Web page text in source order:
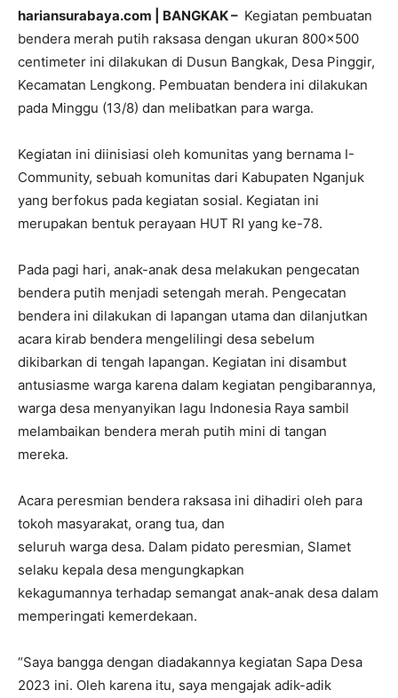
hariansurabaya.com | BANGKAK – Kegiatan pembuatan
bendera merah putih raksasa dengan ukuran 800×500
centimeter ini dilakukan di Dusun Bangkak, Desa Pinggir,
Kecamatan Lengkong. Pembuatan bendera ini dilakukan
pada Minggu (13/8) dan melibatkan para warga.
Kegiatan ini diinisiasi oleh komunitas yang bernama I-
Community, sebuah komunitas dari Kabupaten Nganjuk
yang berfokus pada kegiatan sosial. Kegiatan ini
merupakan bentuk perayaan HUT RI yang ke-78.
Pada pagi hari, anak-anak desa melakukan pengecatan
bendera putih menjadi setengah merah. Pengecatan
bendera ini dilakukan di lapangan utama dan dilanjutkan
acara kirab bendera mengelilingi desa sebelum
dikibarkan di tengah lapangan. Kegiatan ini disambut
antusiasme warga karena dalam kegiatan pengibarannya,
warga desa menyanyikan lagu Indonesia Raya sambil
melambaikan bendera merah putih mini di tangan
mereka.
Acara peresmian bendera raksasa ini dihadiri oleh para
tokoh masyarakat, orang tua, dan
seluruh warga desa. Dalam pidato peresmian, Slamet
selaku kepala desa mengungkapkan
kekagumannya terhadap semangat anak-anak desa dalam
memperingati kemerdekaan.
“Saya bangga dengan diadakannya kegiatan Sapa Desa
2023 ini. Oleh karena itu, saya mengajak adik-adik